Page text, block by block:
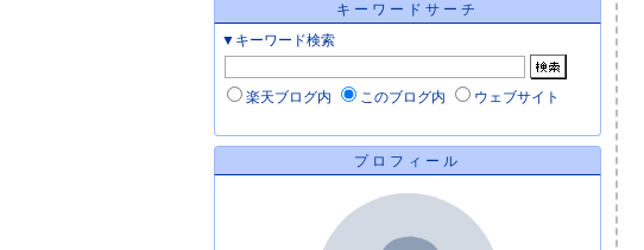
キーワードサーチ
▼キーワード検索
楽天ブログ内 このブログ内 ウェブサイト
プロフィール